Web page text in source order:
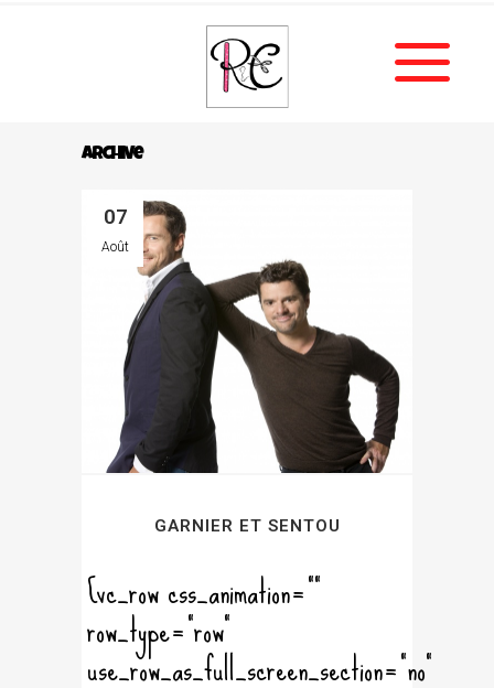
Archive
07
Août
GARNIER ET SENTOU
[vc_row css_animation=""
row_type="row"
use_row_as_full_screen_section="no"